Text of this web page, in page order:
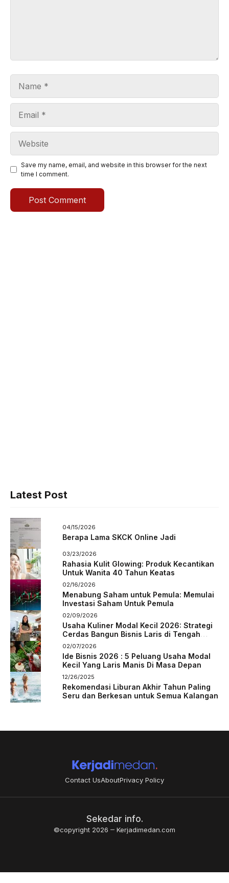
Save my name, email, and website in this browser for the next
time I comment.
Latest Post
04/15/2026
Berapa Lama SKCK Online Jadi
03/23/2026
Rahasia Kulit Glowing: Produk Kecantikan
Untuk Wanita 40 Tahun Keatas
02/16/2026
Menabung Saham untuk Pemula: Memulai
Investasi Saham Untuk Pemula
02/09/2026
Usaha Kuliner Modal Kecil 2026: Strategi
Cerdas Bangun Bisnis Laris di Tengah
Persaingan
02/07/2026
Ide Bisnis 2026 : 5 Peluang Usaha Modal
Kecil Yang Laris Manis Di Masa Depan
12/26/2025
Rekomendasi Liburan Akhir Tahun Paling
Seru dan Berkesan untuk Semua Kalangan
Contact UsAboutPrivacy Policy
Sekedar info.
©copyright 2026 Kerjadimedan.com